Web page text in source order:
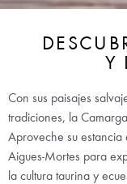
Y
Con sus paisajes
tradiciones, la
Aproveche su
Aigues-Mortes para
la cultura taurina y